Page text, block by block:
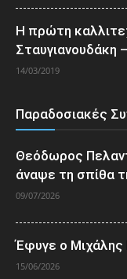
Η πρώτη
Σταυγιανουδάκη
14/03/2019
Παραδοσιακές
Θεόδωρος
άναψε τη σπίθα
09/07/2026
Έφυγε ο Μιχάλης
15/06/2026